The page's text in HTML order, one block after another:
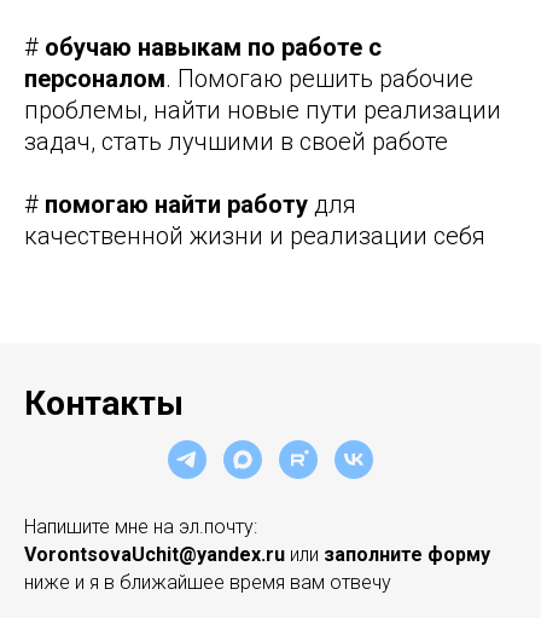
# обучаю навыкам по работе с
персоналом. Помогаю решить рабочие
проблемы, найти новые пути реализации
задач, стать лучшими в своей работе
# помогаю найти работу для
качественной жизни и реализации себя
Контакты
Напишите мне на эл.почту:
VorontsovaUchit@yandex.ru или заполните форму
ниже и я в ближайшее время вам отвечу